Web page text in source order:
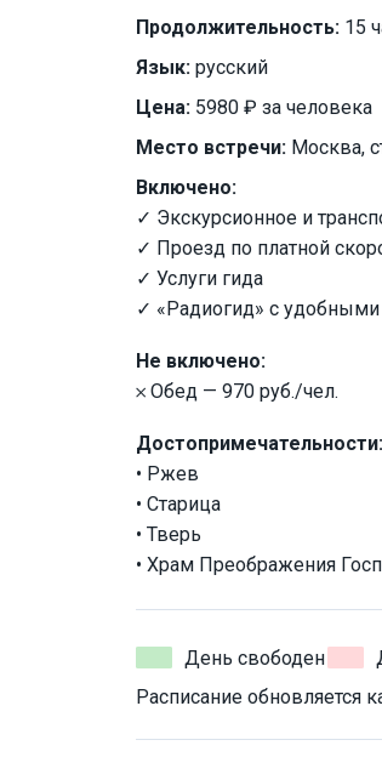
Продолжительность: 15
Язык: русский
Цена: 5980 ₽ за человека
Место встречи: Москва,
Включено:
✓ Экскурсионное и
✓ Проезд по платной
✓ Услуги гида
✓ «Радиогид» с
Не включено:
𐄂 Обед — 970 руб./чел.
Достопримечательности:
• Ржев
• Старица
• Тверь
• Храм Преображения
День свободен
Расписание обновляется